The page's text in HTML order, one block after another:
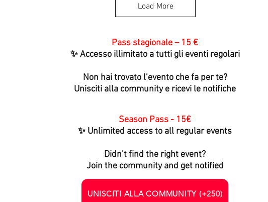
Load More
Pass stagionale – 15 €
✨ Accesso illimitato a tutti gli eventi regolari
Non hai trovato l’evento che fa per te?
Unisciti alla community e ricevi le notifiche
Season Pass - 15€
✨ Unlimited access to all regular events
Didn’t find the right event?
Join the community and get notified
UNISCITI ALLA COMMUNITY (+250)